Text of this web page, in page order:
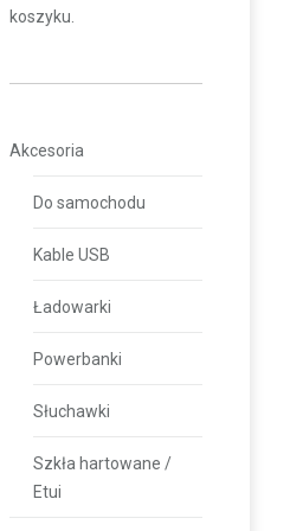
koszyku.
Akcesoria
Do samochodu
Kable USB
Ładowarki
Powerbanki
Słuchawki
Szkła hartowane /
Etui